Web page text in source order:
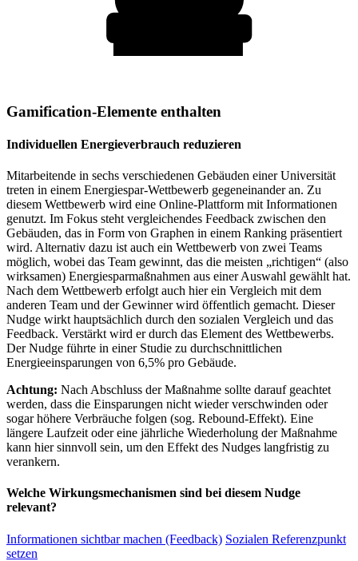
Gamification-Elemente enthalten
Individuellen Energieverbrauch reduzieren
Mitarbeitende in sechs verschiedenen Gebäuden einer Universität
treten in einem Energiespar-Wettbewerb gegeneinander an. Zu
diesem Wettbewerb wird eine Online-Plattform mit Informationen
genutzt. Im Fokus steht vergleichendes Feedback zwischen den
Gebäuden, das in Form von Graphen in einem Ranking präsentiert
wird. Alternativ dazu ist auch ein Wettbewerb von zwei Teams
möglich, wobei das Team gewinnt, das die meisten „richtigen“ (also
wirksamen) Energiesparmaßnahmen aus einer Auswahl gewählt hat.
Nach dem Wettbewerb erfolgt auch hier ein Vergleich mit dem
anderen Team und der Gewinner wird öffentlich gemacht. Dieser
Nudge wirkt hauptsächlich durch den sozialen Vergleich und das
Feedback. Verstärkt wird er durch das Element des Wettbewerbs.
Der Nudge führte in einer Studie zu durchschnittlichen
Energieeinsparungen von 6,5% pro Gebäude.
Achtung: Nach Abschluss der Maßnahme sollte darauf geachtet
werden, dass die Einsparungen nicht wieder verschwinden oder
sogar höhere Verbräuche folgen (sog. Rebound-Effekt). Eine
längere Laufzeit oder eine jährliche Wiederholung der Maßnahme
kann hier sinnvoll sein, um den Effekt des Nudges langfristig zu
verankern.
Welche Wirkungsmechanismen sind bei diesem Nudge
relevant?
Informationen sichtbar machen (Feedback) Sozialen Referenzpunkt
setzen